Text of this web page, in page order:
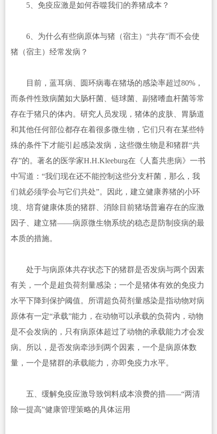
5、免疫应激是如何吞噬我们的养猪成本？
6、为什么有些病原体与猪（宿主）“共存”而不会使
猪（宿主）经常发病？
目前，蓝耳病、圆环病毒在猪场的感染率超过80%，
而条件性致病菌如大肠杆菌、链球菌、副猪嗜血杆菌等常
存在于猪只的体内。研究人员发现，猪体的皮肤、胃肠道
和其他任何部位都存在着很多微生物，它们只有在某些特
殊的条件下才能引起感染发病，这些微生物是和猪群“共
存”的。著名的医学家H.H.Kleeburg在《人畜共患病》一书
中写道：“我们现在还不能控制这些分支杆菌，那么，我
们就必须学会与它们共处”。因此，建立健康养猪的小环
境、培育健康体质的猪群、消除目前猪场普遍存在的应激
因子、建立猪——病原微生物系统的稳态是防制疫病的最
本质的措施。
处于与病原体共存状态下的猪群是否发病与两个因素
有关，一个是超负荷剂量感染；一个是猪体有效的免疫力
水平下降到保护阈值。所谓超负荷剂量感染是指动物对病
原体有一定“承载”能力，在动物可以承载的负荷内，动物
是不会发病的，只有病原体超过了动物的承载能力才会发
病。所以，是否发病牵涉到两个因素，一个是病原体数
量，一个是猪群的承载能力，亦即免疫力水平。
五、缓解免疫应激导致饲料成本浪费的措——“两清
除一提高”健康管理策略的具体运用